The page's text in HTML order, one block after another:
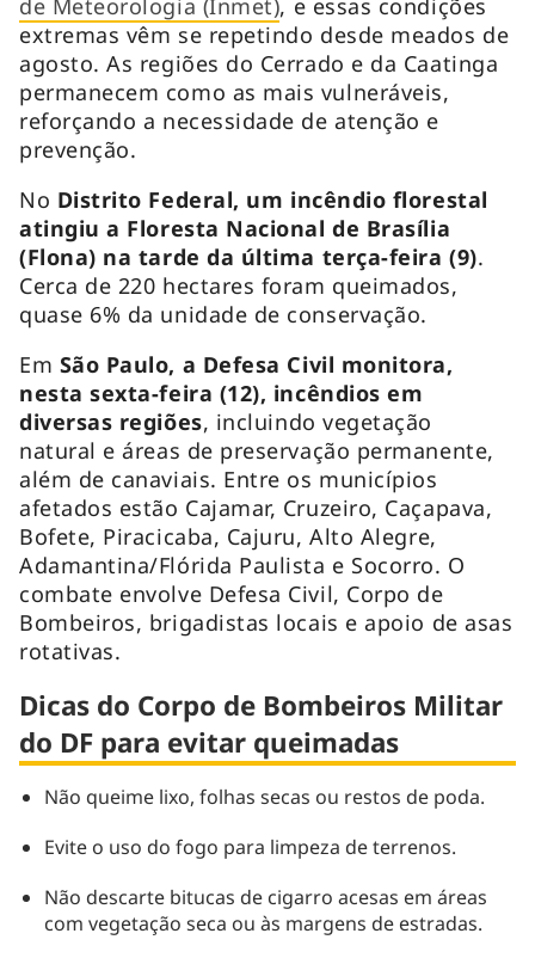
extremas vêm se repetindo desde meados de
agosto. As regiões do Cerrado e da Caatinga
permanecem como as mais vulneráveis,
reforçando a necessidade de atenção e
prevenção.
No Distrito Federal, um incêndio florestal
atingiu a Floresta Nacional de Brasília
(Flona) na tarde da última terça-feira (9).
Cerca de 220 hectares foram queimados,
quase 6% da unidade de conservação.
Em São Paulo, a Defesa Civil monitora,
nesta sexta-feira (12), incêndios em
diversas regiões, incluindo vegetação
natural e áreas de preservação permanente,
além de canaviais. Entre os municípios
afetados estão Cajamar, Cruzeiro, Caçapava,
Bofete, Piracicaba, Cajuru, Alto Alegre,
Adamantina/Flórida Paulista e Socorro. O
combate envolve Defesa Civil, Corpo de
Bombeiros, brigadistas locais e apoio de asas
rotativas.
Dicas do Corpo de Bombeiros Militar
do DF para evitar queimadas
Não queime lixo, folhas secas ou restos de poda.
Evite o uso do fogo para limpeza de terrenos.
Não descarte bitucas de cigarro acesas em áreas
com vegetação seca ou às margens de estradas.